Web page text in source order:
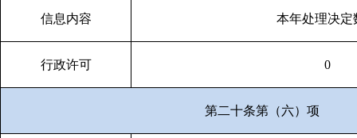
信息内容 本年处理决定
行政许可 0
第二十条第（六）项